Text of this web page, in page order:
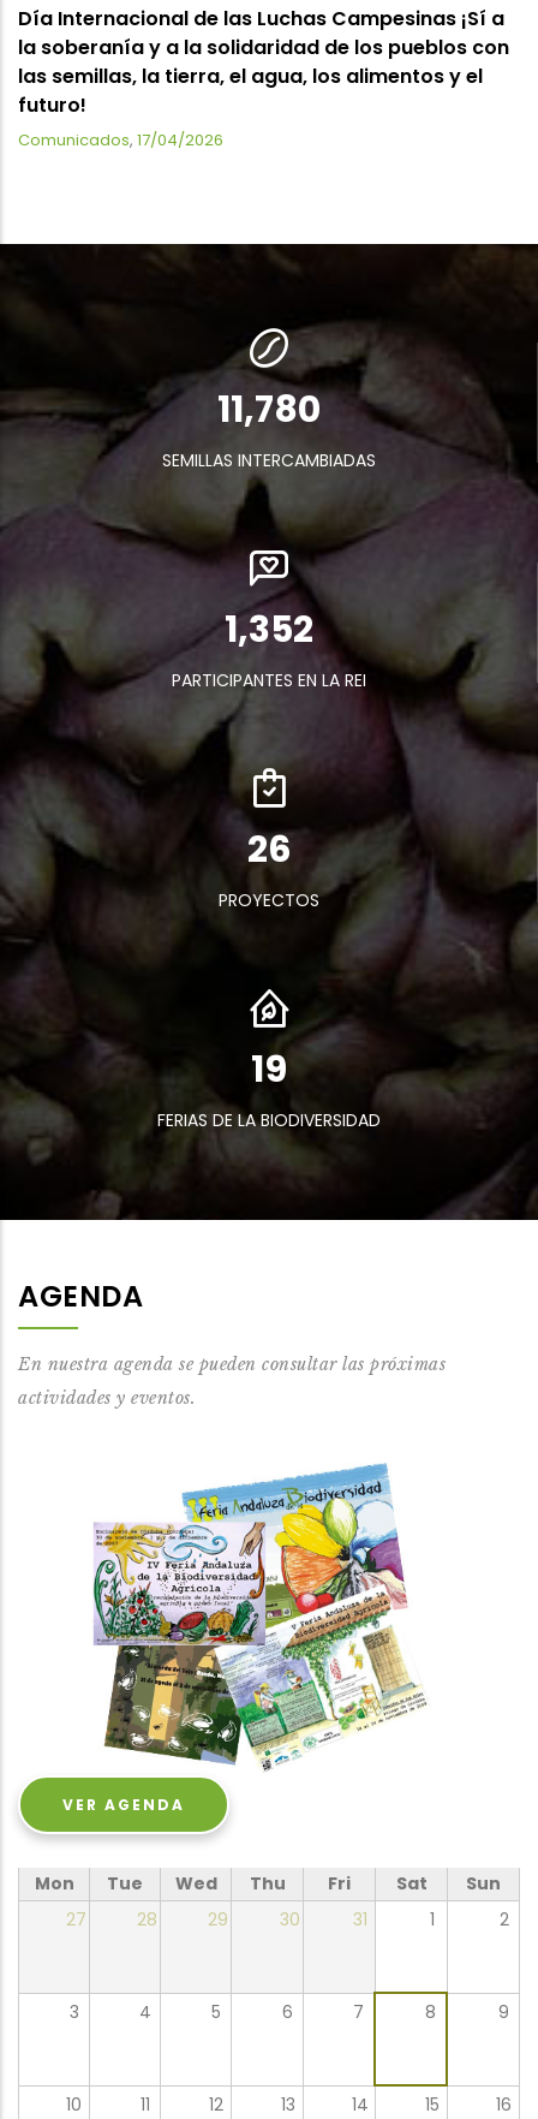
Día Internacional de las Luchas Campesinas ¡Sí a
la soberanía y a la solidaridad de los pueblos con
las semillas, la tierra, el agua, los alimentos y el
futuro!
Comunicados, 17/04/2026
13,847
SEMILLAS INTERCAMBIADAS
1,589
PARTICIPANTES EN LA REI
30
PROYECTOS
22
FERIAS DE LA BIODIVERSIDAD
AGENDA
En nuestra agenda se pueden consultar las próximas
actividades y eventos.
VER AGENDA
Mon Tue Wed Thu Fri Sat
Sun
27
28 29 30 31 1 2
3 4 5 6 7 8 9
10 11 12 13 14 15 16